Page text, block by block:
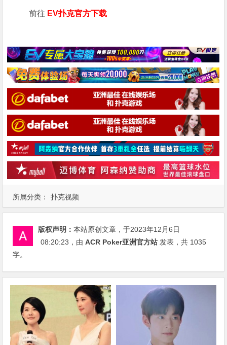
所属分类： 扑克视频
前往 EV扑克官方下载
版权声明：本站原创文章，于2023年12月6日
08:20:23 ，由ACR Poker亚洲官方站 发表，共 1035
字。